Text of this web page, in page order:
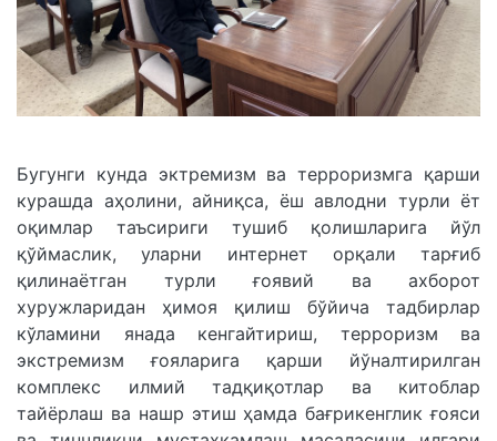
Бугунги кунда эктремизм ва терроризмга қарши
курашда аҳолини, айниқса, ёш авлодни турли ёт
оқимлар таъсириги тушиб қолишларига йўл
қўймаслик, уларни интернет орқали тарғиб
қилинаётган турли ғоявий ва ахборот
хуружларидан ҳимоя қилиш бўйича тадбирлар
кўламини янада кенгайтириш, терроризм ва
экстремизм ғояларига қарши йўналтирилган
комплекс илмий тадқиқотлар ва китоблар
тайёрлаш ва нашр этиш ҳамда бағрикенглик ғояси